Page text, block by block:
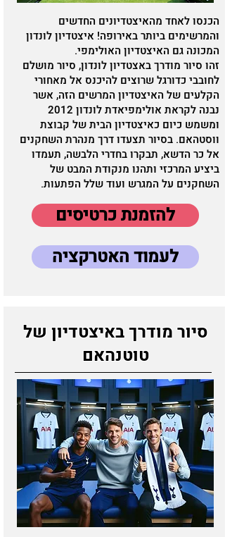
הכנסו לאחד מהאיצטדיונים החדשים
והמרשימים ביותר באירופה! איצטדיון לונדון
המכונה גם האיצטדיון האולימפי.
זהו סיור מודרך באצטדיון לונדון, סיור מושלם
לחובבי כדורגל שרוצים להיכנס אל מאחורי
הקלעים של האיצטדיון המרשים הזה, אשר
נבנה לקראת אולימפיאדת לונדון 2012
ומשמש כיום כאיצטדיון הבית של קבוצת
ווסטהאם. בסיור תצעדו דרך מנהרת השחקנים
אל כר הדשא, תבקרו בחדרי הלבשה, תעמדו
ביציע המרכזי ותהנו מנקודת המבט של
השחקנים על המגרש ועוד שלל הפתעות.
להזמנת כרטיסים
לעמוד האטרקציה
סיור מודרך באיצטדיון של
טוטנהאם